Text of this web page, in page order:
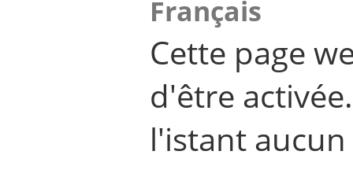
Français
Cette page
d'être
l'istant